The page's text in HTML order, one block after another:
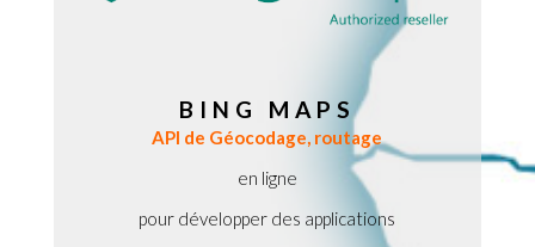
BING MAPS
API de Géocodage, routage
en ligne
pour développer des applications